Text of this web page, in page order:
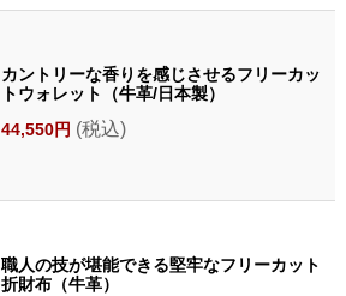
カントリーな香りを感じさせるフリーカッ
トウォレット（牛革/日本製）
44,550円 (税込)
職人の技が堪能できる堅牢なフリーカット
折財布（牛革）